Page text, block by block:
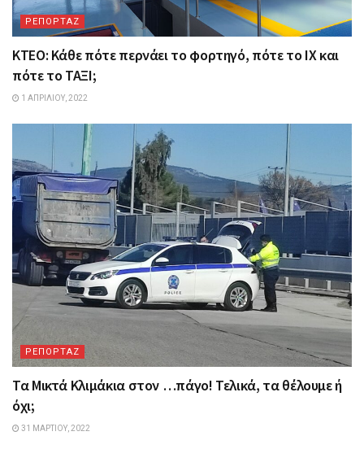
ΡΕΠΟΡΤΑΖ
ΚΤΕΟ: Κάθε πότε περνάει το φορτηγό, πότε το ΙΧ και
πότε το ΤΑΞΙ;
1 ΑΠΡΙΛΊΟΥ, 2022
ΡΕΠΟΡΤΑΖ
Τα Mικτά Kλιμάκια στον …πάγο! Τελικά, τα θέλουμε ή
όχι;
31 ΜΑΡΤΊΟΥ, 2022